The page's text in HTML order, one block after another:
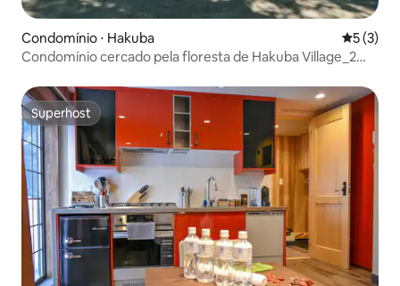
Condomínio ⋅ Hakuba 5 de
5 (3)
Condomínio cercado pela floresta de Hakuba Village_2
Superhost
Superhost